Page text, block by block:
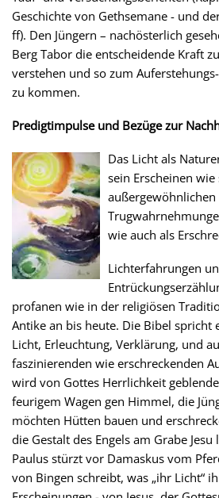
Geschichte von Gethsemane - und
ff). Den Jüngern – nachösterlich
Berg Tabor die entscheidende Kraft
verstehen und so zum
zu kommen.
Predigtimpulse und Bezüge zur
Das Licht als
sein Erscheinen
wie auch als
Lichterfahrungen
profanen wie in der religiösen
Antike an bis heute. Die Bibel spricht
Licht, Erleuchtung, Verklärung, und
faszinierenden wie erschreckenden
wird von Gottes Herrlichkeit
feurigem Wagen gen Himmel, die
möchten Hütten bauen und
die Gestalt des Engels am Grabe
Paulus stürzt vor Damaskus vom
von Bingen schreibt, was „ihr Licht“